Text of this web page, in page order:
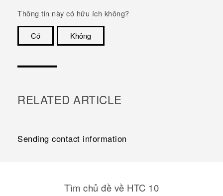
Thông tin này có hữu ích không?
Có
Không
RELATED ARTICLE
Sending contact information
Tìm chủ đề về HTC 10